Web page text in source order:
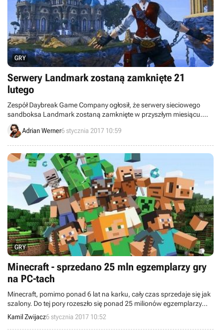
GRY
Serwery Landmark zostaną zamknięte 21
lutego
Zespół Daybreak Game Company ogłosił, że serwery sieciowego
sandboksa Landmark zostaną zamknięte w przyszłym miesiącu.
Deweloper zamierza skoncentrować się teraz na swoich innych,
bardziej popularnych projektach.
Adrian Werner6 stycznia 2017 10:59
GRY
Minecraft - sprzedano 25 mln egzemplarzy gry
na PC-tach
Minecraft, pomimo ponad 6 lat na karku, cały czas sprzedaje się jak
szalony. Do tej pory rozeszło się ponad 25 milionów egzemplarzy
wersji komputerowej, z czego blisko 9 tysięcy tylko podczas ostatniej
Kamil Zwijacz6 stycznia 2017 10:52